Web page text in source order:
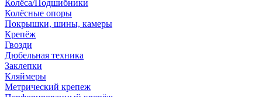
Колёса/Подшибники
Колёсные опоры
Покрышки, шины, камеры
Крепёж
Гвозди
Дюбельная техника
Заклепки
Кляймеры
Метрический крепеж